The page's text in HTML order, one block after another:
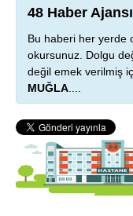
48 Haber Ajansı
Bu haberi her yerde
okursunuz. Dolgu
değil emek verilmiş
MUĞLA